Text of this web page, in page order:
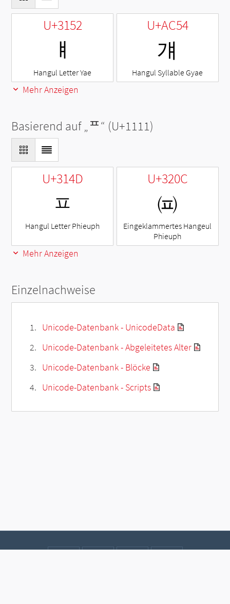
U+3152
ㅒ
Hangul Letter Yae
U+AC54
걔
Hangul Syllable Gyae
Mehr Anzeigen
Basierend auf „ᄑ“ (U+1111)
U+314D
ㅍ
Hangul Letter Phieuph
U+320C
㈌
Eingeklammertes Hangeul
Phieuph
Mehr Anzeigen
Einzelnachweise
Unicode-Datenbank - UnicodeData
Unicode-Datenbank - Abgeleitetes Alter
Unicode-Datenbank - Blöcke
Unicode-Datenbank - Scripts